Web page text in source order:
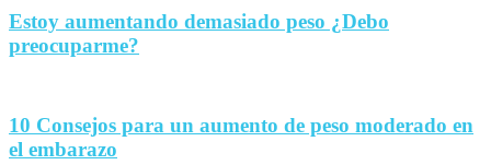
Estoy aumentando demasiado peso ¿Debo
preocuparme?
10 Consejos para un aumento de peso moderado en
el embarazo